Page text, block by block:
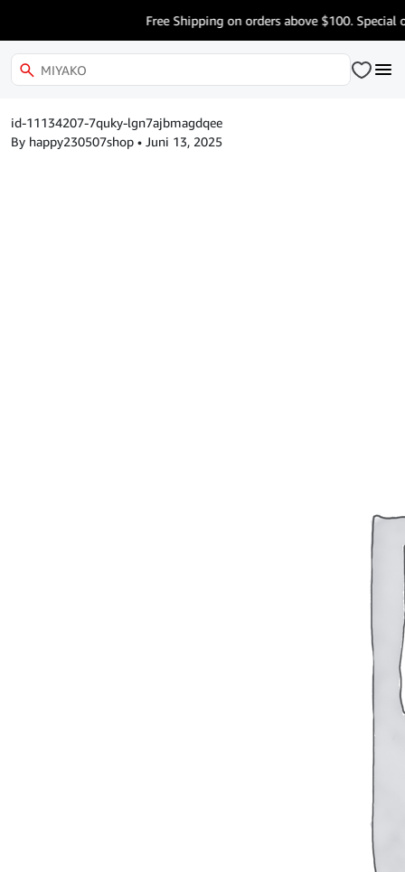
Free Shipping on orders above $100. Special
id-11134207-7quky-lgn7ajbmagdqee
By happy230507shop • Juni 13, 2025